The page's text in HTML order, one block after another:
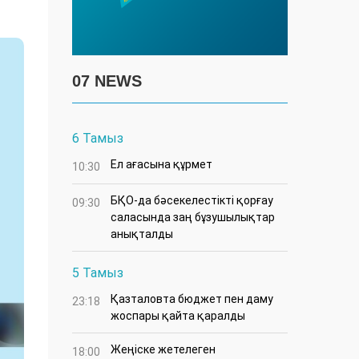
07 NEWS
6 Тамыз
10:30 Ел ағасына құрмет
09:30
БҚО-да бәсекелестікті қорғау
саласында заң бұзушылықтар
анықталды
5 Тамыз
23:18
Қазталовта бюджет пен даму
жоспары қайта қаралды
18:00 Жеңіске жетелеген